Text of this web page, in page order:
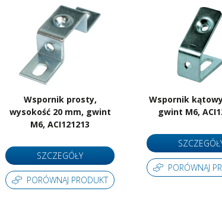
Wspornik prosty,
wysokość 20 mm, gwint
M6, ACI121213
SZCZEGÓŁY
PORÓWNAJ PRODUKT
Wspornik
gwint M6,
PORÓWNAJ